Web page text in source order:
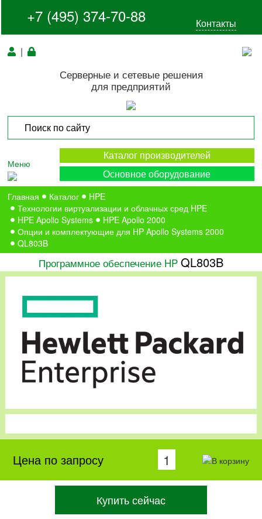
+7 (495) 374-70-88 Контакты
|
Серверные и сетевые решения
для предприятий
Меню
Каталог производителей
Основное оборудование
Главная Каталог
HPE
Технологии виртуализации и облачных сред HPE
HPE Apollo Systems
HPE Apollo 2000
Опции и комплектующие для HP Apollo Systems 2000
QL803B
Программное обеспечение HP QL803B
Цена по запросу
Купить сейчас